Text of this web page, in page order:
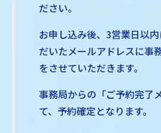
ださい。
お申し込み後、3営業日以
だいたメールアドレスに事
をさせていただきます。
事務局からの「ご予約完了
て、予約確定となります。